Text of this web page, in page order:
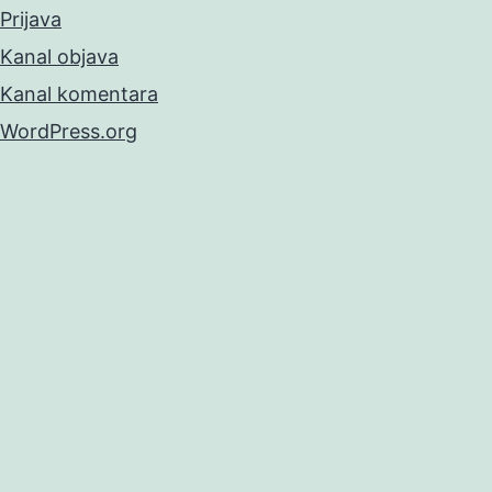
Prijava
Kanal objava
Kanal komentara
WordPress.org